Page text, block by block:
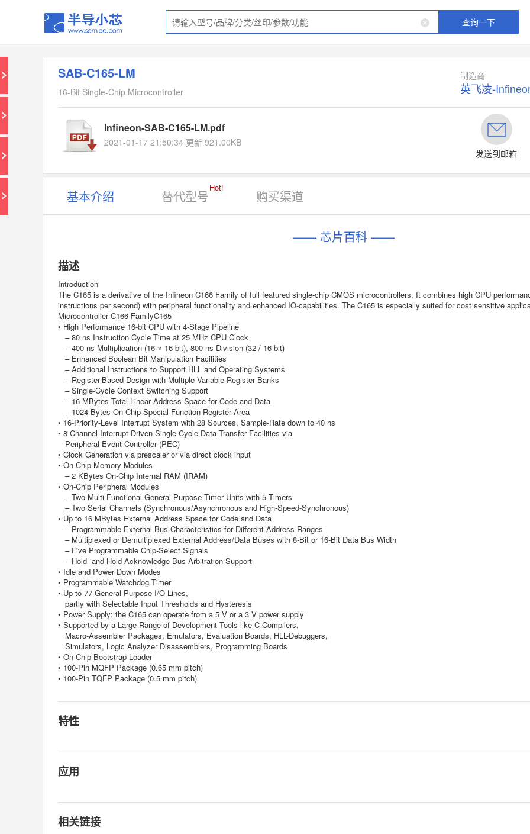
查询一下
SAB-C165-LM
16-Bit Single-Chip Microcontroller
制造商
英飞凌-
Infineon-SAB-C165-LM.pdf
2021-01-17 21:50:34 更新 921.00KB
发送到邮箱
基本介绍 替代型号
Hot!
购买渠道
—— 芯片百科 ——
描述
Introduction
The C165 is a derivative of the Infineon C166 Family of full featured single-chip CMOS microcontrollers. It combines high CPU
instructions per second) with peripheral functionality and enhanced IO-capabilities. The C165 is especially suited for cost sensitive
Microcontroller C166 FamilyC165
• High Performance 16-bit CPU with 4-Stage Pipeline
– 80 ns Instruction Cycle Time at 25 MHz CPU Clock
– 400 ns Multiplication (16 × 16 bit), 800 ns Division (32 / 16 bit)
– Enhanced Boolean Bit Manipulation Facilities
– Additional Instructions to Support HLL and Operating Systems
– Register-Based Design with Multiple Variable Register Banks
– Single-Cycle Context Switching Support
– 16 MBytes Total Linear Address Space for Code and Data
– 1024 Bytes On-Chip Special Function Register Area
• 16-Priority-Level Interrupt System with 28 Sources, Sample-Rate down to 40 ns
• 8-Channel Interrupt-Driven Single-Cycle Data Transfer Facilities via
Peripheral Event Controller (PEC)
• Clock Generation via prescaler or via direct clock input
• On-Chip Memory Modules
– 2 KBytes On-Chip Internal RAM (IRAM)
• On-Chip Peripheral Modules
– Two Multi-Functional General Purpose Timer Units with 5 Timers
– Two Serial Channels (Synchronous/Asynchronous and High-Speed-Synchronous)
• Up to 16 MBytes External Address Space for Code and Data
– Programmable External Bus Characteristics for Different Address Ranges
– Multiplexed or Demultiplexed External Address/Data Buses with 8-Bit or 16-Bit Data Bus Width
– Five Programmable Chip-Select Signals
– Hold- and Hold-Acknowledge Bus Arbitration Support
• Idle and Power Down Modes
• Programmable Watchdog Timer
• Up to 77 General Purpose I/O Lines,
partly with Selectable Input Thresholds and Hysteresis
• Power Supply: the C165 can operate from a 5 V or a 3 V power supply
• Supported by a Large Range of Development Tools like C-Compilers,
Macro-Assembler Packages, Emulators, Evaluation Boards, HLL-Debuggers,
Simulators, Logic Analyzer Disassemblers, Programming Boards
• On-Chip Bootstrap Loader
• 100-Pin MQFP Package (0.65 mm pitch)
• 100-Pin TQFP Package (0.5 mm pitch)
特性
应用
相关链接